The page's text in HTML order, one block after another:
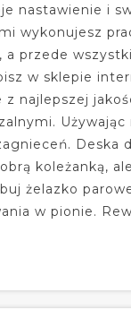
nastawienie i
wykonujesz
a przede
w sklepie
z najlepszej
Używając
Deska
koleżanką,
żelazko
w pionie.